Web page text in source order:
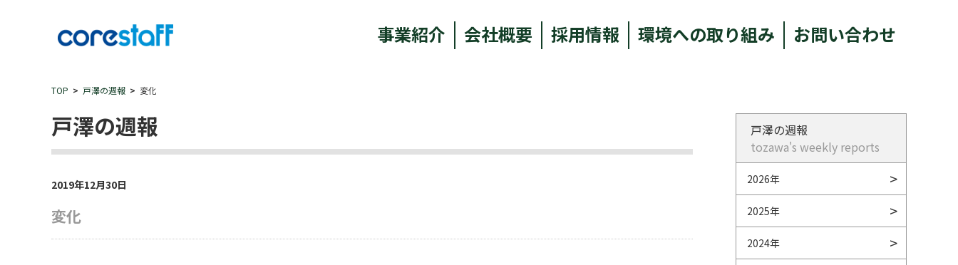
事業紹介 会社概要 採用情報 環境への取り組み お問い合わせ
TOP 戸澤の週報 変化
戸澤の週報
2019年12月30日
変化
戸澤の週報
tozawa's weekly reports
2026年
2025年
2024年